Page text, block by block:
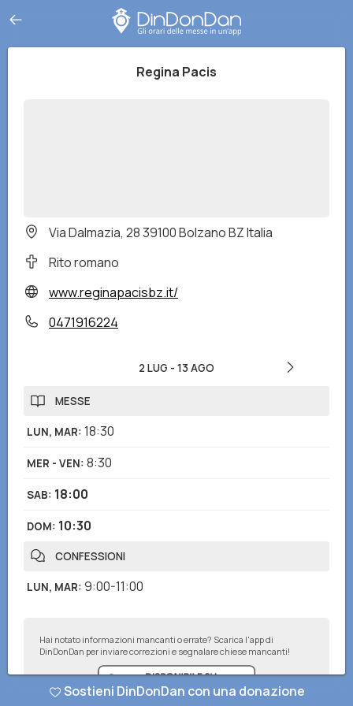
Regina Pacis
Via Dalmazia, 28 39100 Bolzano BZ Italia
Rito romano
www.reginapacisbz.it/
0471916224
2 LUG - 13 AGO
MESSE
LUN, MAR: 18:30
MER - VEN: 8:30
SAB: 18:00
DOM: 10:30
CONFESSIONI
LUN, MAR: 9:00-11:00
Hai notato informazioni mancanti o errate? Scarica l'app di
DinDonDan per inviare correzioni e segnalare chiese mancanti!
Sostieni DinDonDan con una donazione